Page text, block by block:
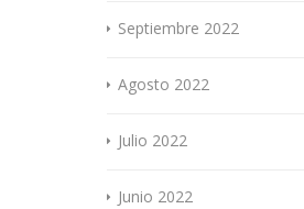
Septiembre 2022
Agosto 2022
Julio 2022
Junio 2022